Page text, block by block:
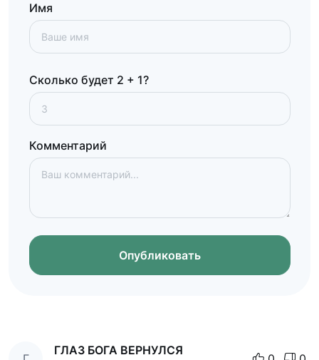
Имя
Сколько будет 2 + 1?
Комментарий
Опубликовать
ГЛАЗ БОГА ВЕРНУЛСЯ